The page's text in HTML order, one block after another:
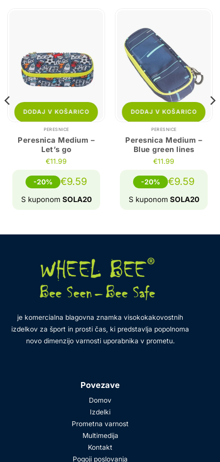
DODAJ V KOŠARICO
PERESNICE
Peresnica Medium –
Let’s go
€11.99
-20% €9.59
S kuponom SOLA20
DODAJ V KOŠARICO
PERESNICE
Peresnica Medium –
Blue green lines
€11.99
-20% €9.59
S kuponom SOLA20
je komercialna blagovna znamka visokokakovostnih
izdelkov za šport in prosti čas, ki predstavlja popolnoma
novo dimenzijo varnosti uporabnika v prometu.
Povezave
Domov
Izdelki
Prometna varnost
Multimedija
Kontakt
Pogoji poslovanja